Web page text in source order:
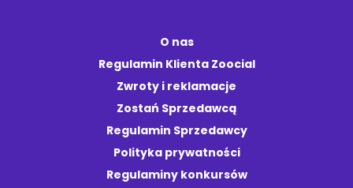
O nas
Regulamin Klienta Zoocial
Zwroty i reklamacje
Zostań Sprzedawcą
Regulamin Sprzedawcy
Polityka prywatności
Regulaminy konkursów